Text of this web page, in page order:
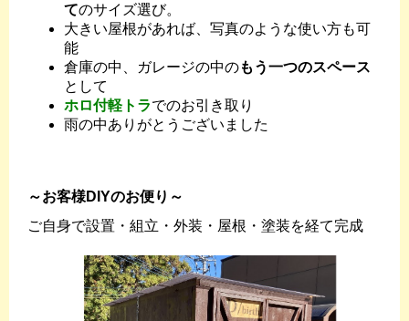
てのサイズ選び。
大きい屋根があれば、写真のような使い方も可
能
倉庫の中、ガレージの中のもう一つのスペース
として
ホロ付軽トラでのお引き取り
雨の中ありがとうございました
～お客様DIYのお便り～
ご自身で設置・組立・外装・屋根・塗装を経て完成